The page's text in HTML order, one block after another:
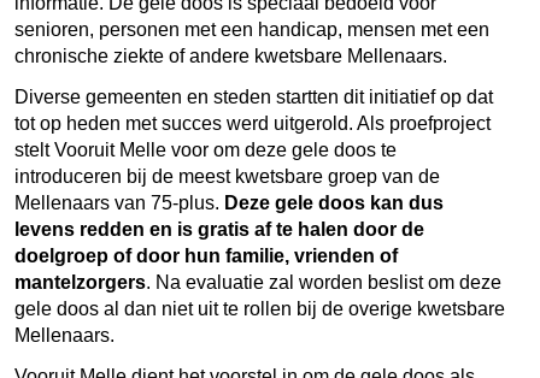
senioren, personen met een handicap, mensen met een
chronische ziekte of andere kwetsbare Mellenaars.
Diverse gemeenten en steden startten dit initiatief op dat
tot op heden met succes werd uitgerold. Als proefproject
stelt Vooruit Melle voor om deze gele doos te
introduceren bij de meest kwetsbare groep van de
Mellenaars van 75-plus. Deze gele doos kan dus
levens redden en is gratis af te halen door de
doelgroep of door hun familie, vrienden of
mantelzorgers. Na evaluatie zal worden beslist om deze
gele doos al dan niet uit te rollen bij de overige kwetsbare
Mellenaars.